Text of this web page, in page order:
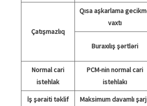
Çatışmazlıq
Qısa aşkarlama
vaxtı
Buraxılış şərtləri
Normal cari
istehlak
PCM-nin normal cari
istehlakı
İş şəraiti təklif
Maksimum davamlı